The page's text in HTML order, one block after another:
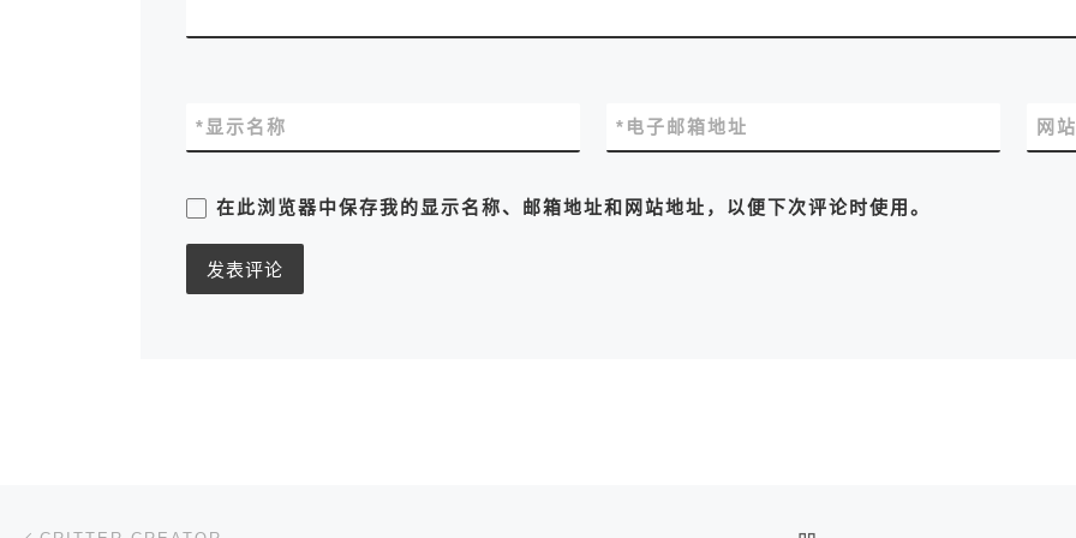
显示名称
* 电子邮箱地址
* 网
在此浏览器中保存我的显示名称、邮箱地址和网站地址，以便下次评论时使用。
文章导航